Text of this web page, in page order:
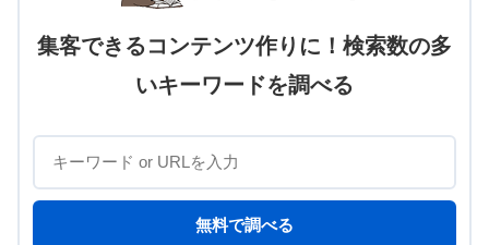
集客できるコンテンツ作りに！検索数の多
いキーワードを調べる
無料で調べる